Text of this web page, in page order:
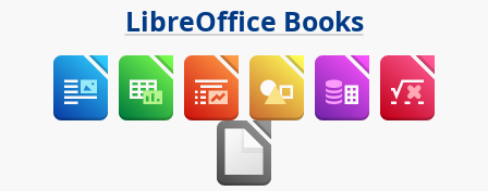
LibreOffice Books